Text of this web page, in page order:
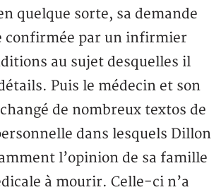
quelque sorte, sa demande
confirmée par un infirmier
au sujet desquelles il
Puis le médecin et son
de nombreux textos de
dans lesquels Dillon
l’opinion de sa famille
à mourir. Celle-ci n’a